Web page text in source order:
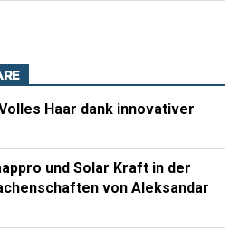
Haar dank innovativer
und Solar Kraft in der
von Aleksandar